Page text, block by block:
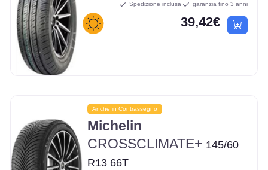
Spedizione inclusa garanzia fino 3 anni
39,42€
Anche in Contrassegno
Michelin
CROSSCLIMATE+ 145/60
R13 66T